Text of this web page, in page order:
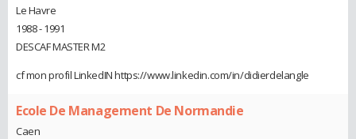
Le Havre
1988 - 1991
DESCAF MASTER M2
cf mon profil LinkedIN https://www.linkedin.com/in/didierdelangle
Ecole De Management De Normandie
Caen